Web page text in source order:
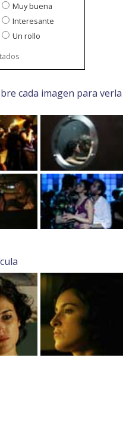
Muy buena
Interesante
Un rollo
cada imagen para verla